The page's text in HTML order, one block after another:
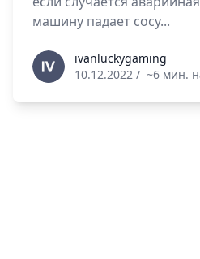
машину падает сосу...
ivanluckygaming
ivanluckygaming
10.12.2022 / ~6 мин.